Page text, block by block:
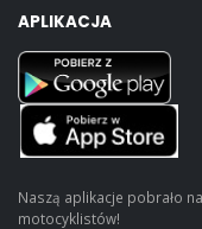
APLIKACJA
Naszą aplikacje pobrało
motocyklistów!